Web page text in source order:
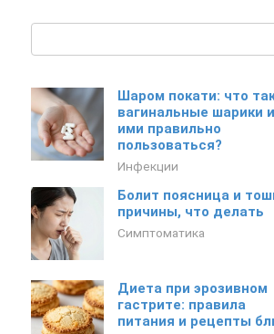
Шаром покати: что
вагинальные шарики
ими правильно
пользоваться?
Инфекции
Болит поясница и
причины, что делать
Симптоматика
Диета при эрозивном
гастрите: правила
питания и рецепты